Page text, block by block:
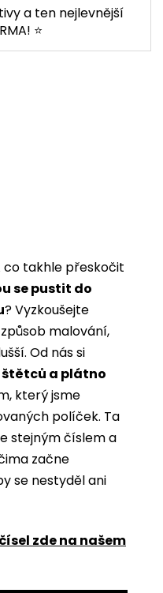
a ten nejlevnější
⭐
takhle přeskočit
se pustit do
? Vyzkoušejte
malování,
Od nás si
a plátno
který jsme
políček. Ta
stejným číslem a
začne
se nestyděl ani
zde na našem